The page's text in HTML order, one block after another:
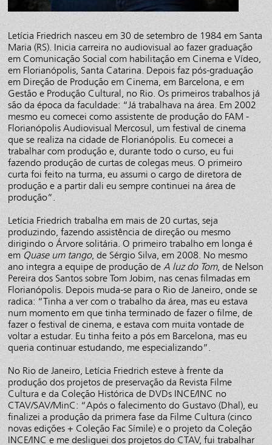
Letícia Friedrich nasceu em 30 de setembro de 1984 em Santa
Maria (RS). Inicia carreira no audiovisual ao fazer graduação
em Comunicação Social com habilitação em Cinema e Vídeo,
em Florianópolis, Santa Catarina. Depois faz pós-graduação
em Direção de Produção em Cinema, em Barcelona, e em
Gestão e Produção Cultural, no Rio. Os primeiros trabalhos já
são da época da faculdade: “Já trabalhava na área. Em 2002
mesmo eu comecei como assistente de produção do FAM -
Florianópolis Audiovisual Mercosul, um festival de cinema
que se realiza na cidade de Florianópolis. Eu comecei a
trabalhar com produção e, durante todo o curso, eu fui
fazendo produção de curtas de colegas meus. O primeiro
curta foi feito na turma, eu assumi o cargo de diretora de
produção e a partir dali eu sempre continuei na área de
produção”.
Letícia Friedrich trabalha em mais de 20 curtas, seja
produzindo, fazendo assistência de direção ou mesmo
dirigindo o Árvore solitária. O primeiro trabalho em longa é
em Quase um tango, de Sérgio Silva, em 2008. No mesmo
ano integra a equipe de produção deA luz do Tom, de Nelson
Pereira dos Santos sobre Tom Jobim, nas cenas filmadas em
Florianópolis. Depois muda-se para o Rio de Janeiro, onde se
radica: “Tinha a ver com o trabalho da área, mas eu estava
num momento em que tinha terminado de fazer o filme, de
fazer o festival de cinema, e estava com muita vontade de
voltar a estudar. Eu tinha feito a pós em Barcelona, mas eu
queria continuar estudando, me especializando”.
No Rio de Janeiro, Letícia Friedrich esteve à frente da
produção dos projetos de preservação da Revista Filme
Cultura e da Coleção Histórica de DVDs INCE/INC no
CTAV/SAV/MinC: “Após o falecimento do Gustavo (Dhal), eu
finalizei a produção da primera fase da Filme Cultura (cinco
novas edições + Coleção Fac Símile) e o projeto da Coleção
INCE/INC e me desliguei dos projetos do CTAV, fui trabalhar